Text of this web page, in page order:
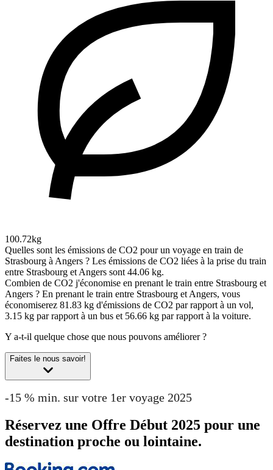
100.72kg
Quelles sont les émissions de CO2 pour un voyage en train de
Strasbourg à Angers ? Les émissions de CO2 liées à la prise du train
entre Strasbourg et Angers sont 44.06 kg.
Combien de CO2 j'économise en prenant le train entre Strasbourg et
Angers ? En prenant le train entre Strasbourg et Angers, vous
économiserez 81.83 kg d'émissions de CO2 par rapport à un vol,
3.15 kg par rapport à un bus et 56.66 kg par rapport à la voiture.
Y a-t-il quelque chose que nous pouvons améliorer ?
Faites le nous savoir!
-15 % min. sur votre 1er voyage 2025
Réservez une Offre Début 2025 pour une
destination proche ou lointaine.